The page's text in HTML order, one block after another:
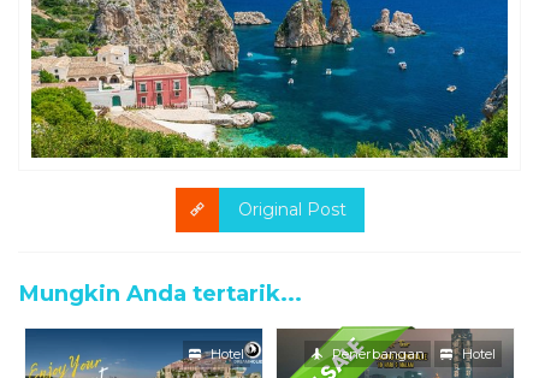
Original Post
Mungkin Anda tertarik...
Hotel Penerbangan Hotel